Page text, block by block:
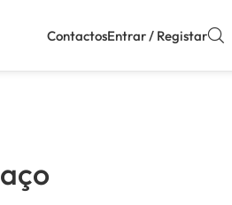
ContactosEntrar / Registar